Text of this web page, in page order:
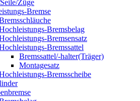
Züge
Bremse
Bremsbelag
Bremsensatz
Bremssattel
Bremssattel/-halter(Träger)
Montagesatz
Bremsscheibe